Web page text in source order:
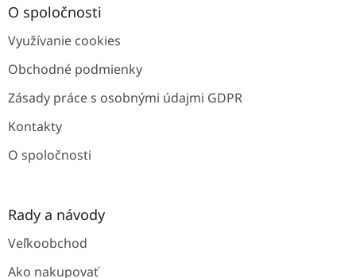
O spoločnosti
Využívanie cookies
Obchodné podmienky
Zásady práce s osobnými údajmi GDPR
Kontakty
O spoločnosti
Rady a návody
Veľkoobchod
Ako nakupovať